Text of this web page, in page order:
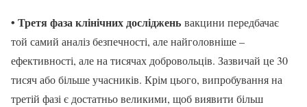
• Третя фаза клінічних досліджень вакцини передбачає
той самий аналіз безпечності, але найголовніше –
ефективності, але на тисячах добровольців. Зазвичай це 30
тисяч або більше учасників. Крім цього, випробування на
третій фазі є достатньо великими, щоб виявити більш